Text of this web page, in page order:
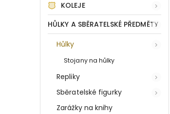
KOLEJE
HŮLKY A SBĚRATELSKÉ PŘEDMĚTY
Hůlky
Stojany na hůlky
Repliky
Sběratelské figurky
Zarážky na knihy